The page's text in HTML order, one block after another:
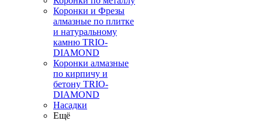
Коронки и Фрезы
алмазные по плитке
и натуральному
камню TRIO-
DIAMOND
Коронки алмазные
по кирпичу и
бетону TRIO-
DIAMOND
Насадки
Ещё